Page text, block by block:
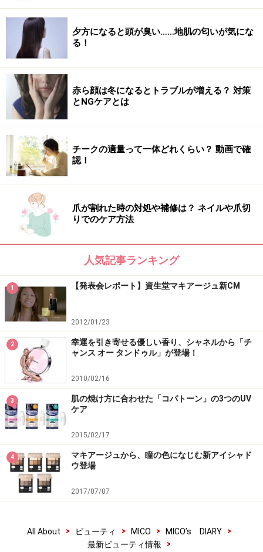
夕方になると頭が臭い……地肌の匂いが気にな
る！
赤ら顔は冬になるとトラブルが増える？ 対策
とNGケアとは
チークの適量って一体どれくらい？ 動画で確
認！
爪が割れた時の対処や補修は？ ネイルや爪切
りでのケア方法
人気記事ランキング
1 【発表会レポート】資生堂マキアージュ新CM
2012/01/23
2
幸運を引き寄せる優しい香り、シャネルから「チ
ャンス オー タンドゥル」が登場！
2010/02/16
3
肌の焼け方に合わせた「コパトーン」の3つのUV
ケア
2015/02/17
4
マキアージュから、瞳の色になじむ新アイシャド
ウ登場
2017/07/07
All About > ビューティ > MICO > MICO’s DIARY
>
最新ビューティ情報
>